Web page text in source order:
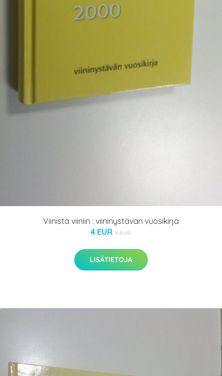
Viinistä viiniin : viininystävän vuosikirja
4 EUR 5 EUR
LISÄTIETOJA